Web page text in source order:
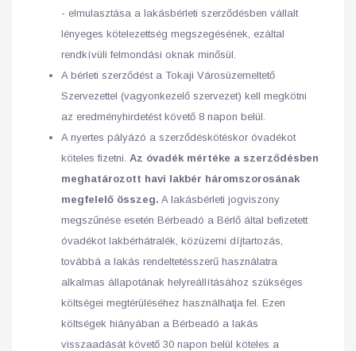
- elmulasztása a lakásbérleti szerződésben vállalt
lényeges kötelezettség megszegésének, ezáltal
rendkívüli felmondási oknak minősül.
A bérleti szerződést a Tokaji Városüzemeltető
Szervezettel (vagyonkezelő szervezet) kell megkötni
az eredményhirdetést követő 8 napon belül.
A nyertes pályázó a szerződéskötéskor óvadékot
köteles fizetni. Az óvadék mértéke a szerződésben
meghatározott havi lakbér háromszorosának
megfelelő összeg. A lakásbérleti jogviszony
megszűnése esetén Bérbeadó a Bérlő által befizetett
óvadékot lakbérhátralék, közüzemi díjtartozás,
továbbá a lakás rendeltetésszerű használatra
alkalmas állapotának helyreállításához szükséges
költségei megtérüléséhez használhatja fel. Ezen
költségek hiányában a Bérbeadó a lakás
visszaadását követő 30 napon belül köteles a